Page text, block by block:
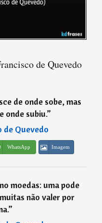
de Quevedo
de onde sobe, mas
onde subiu.”
de Quevedo
WhatsApp Imagem
moedas: uma pode
não valer por
”